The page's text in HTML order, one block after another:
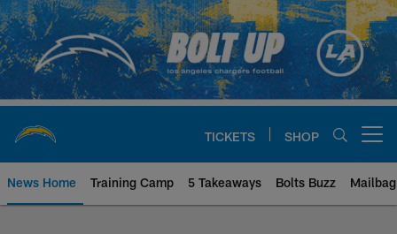
Skip
to
main
content
TICKETS SHOP
News Home Training Camp 5 Takeaways Bolts Buzz Mailbag